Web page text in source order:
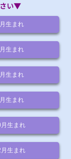
い▼
生まれ
生まれ
生まれ
生まれ
生まれ
生まれ